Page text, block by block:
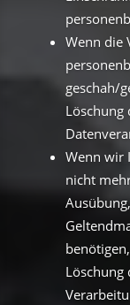
Wenn die
geschah/
Löschung
Wenn wir
nicht
Löschung